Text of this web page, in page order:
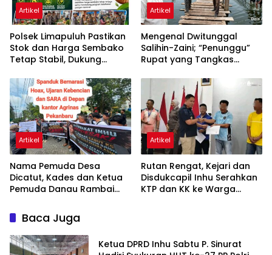
Artikel
Polsek Limapuluh Pastikan
Stok dan Harga Sembako
Tetap Stabil, Dukung
Nasional di Akhir Pekan
Artikel
Mengenal Dwitunggal
Salihin-Zaini; “Penunggu”
Rupat yang Tangkas
Artikel
Nama Pemuda Desa
Dicatut, Kades dan Ketua
Pemuda Danau Rambai
Aksi Demo Agrinas
Artikel
Rutan Rengat, Kejari dan
Disdukcapil Inhu Serahkan
KTP dan KK ke Warga
Baca Juga
Ketua DPRD Inhu Sabtu P. Sinurat